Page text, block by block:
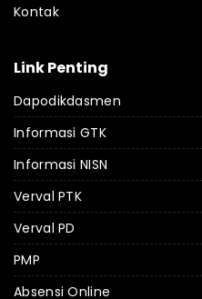
Kontak
Link Penting
Dapodikdasmen
Informasi GTK
Informasi NISN
Verval PTK
Verval PD
PMP
Absensi Online